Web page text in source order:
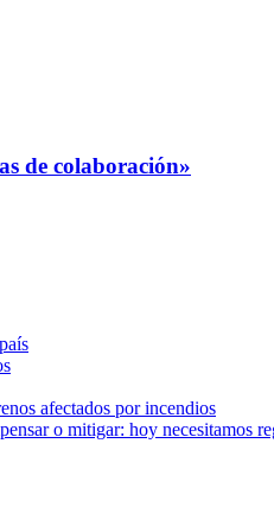
de colaboración»
afectados por incendios
o mitigar: hoy necesitamos